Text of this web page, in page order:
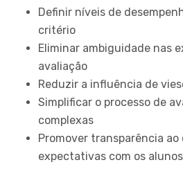
Definir níveis de
critério
Eliminar ambiguidade nas
avaliação
Reduzir a influência de
Simplificar o processo de
complexas
Promover transparência
expectativas com os alunos